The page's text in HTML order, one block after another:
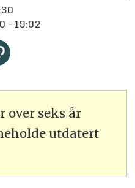
- 19:02
over seks år
utdatert